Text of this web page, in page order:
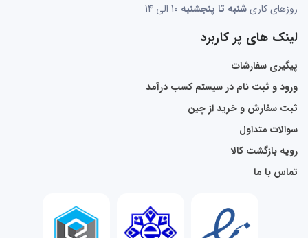
روزهای کاریشنبه تا پنجشنبه
لینک های پر کاربرد
پیگیری سفارشات
ورود و ثبت نام در سیستم کسب درآمد
ثبت سفارش و خرید از چین
سوالات متداول
رویه بازگشت کالا
تماس با ما